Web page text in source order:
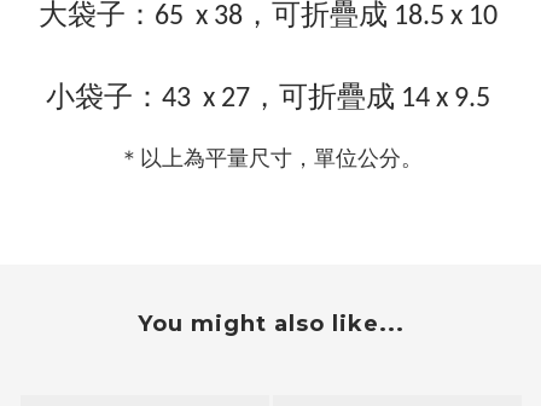
大袋子：65 x 38，可折疊成 18.5 x 10
小袋子 ： 43 x 27，可折疊成 14 x 9.5
＊以上為平量尺寸，單位公分。
You might also like...